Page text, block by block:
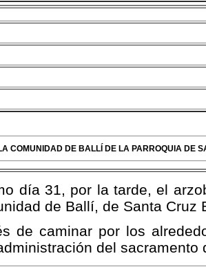
COMUNIDAD DE BALLÍ DE LA PARROQUIA DE
día 31, por la tarde, el
de Ballí, de Santa
de caminar por los
del